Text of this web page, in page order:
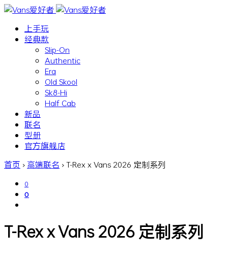
上手玩
经典款
Slip-On
Authentic
Era
Old Skool
Sk8-Hi
Half Cab
新品
联名
型册
官方旗舰店
首页 › 高端联名 ›T-Rex x Vans 2026 定制系列
0
0
T-Rex x Vans 2026 定制系列